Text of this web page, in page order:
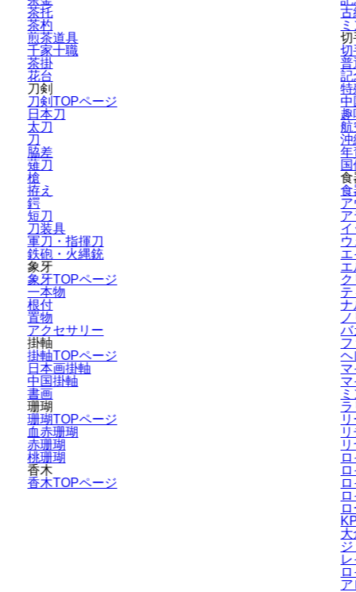
茶托
茶杓
煎茶道具
千家十職
茶掛
花台
刀剣
刀剣TOPページ
日本刀
太刀
刀
脇差
薙刀
槍
拵え
鍔
短刀
刀装具
軍刀・指揮刀
鉄砲・火縄銃
象牙
象牙TOPページ
一本物
根付
置物
アクセサリー
掛軸
掛軸TOPページ
日本画掛軸
中国掛軸
書画
珊瑚
珊瑚TOPページ
血赤珊瑚
赤珊瑚
桃珊瑚
香木
香木TOPページ
古
切
切
普
記
特
中
趣
航
沖
年
食
食
ア
ア
イ
エ
エ
テ
ナ
バ
フ
ヘ
マ
マ
大
ア